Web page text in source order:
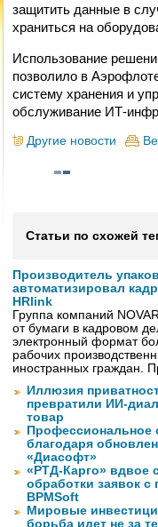
защитить данные в
храниться на
Использование
позволило в
систему хранения и
обслуживание ИТ-
Другие новости
Статьи по схожей
Производитель
автоматизировал
HRlink
Группа компаний
от бумаги в кадровом
электронный формат
рабочих
иностранных граждан.
Иллюзия
превратили ИИ-
товар
Профессиональное
благодаря
«Диасофт»
«РТД-Карго» вдвое
обработки заявок
BPMSoft
Мировые
борьба идет не за